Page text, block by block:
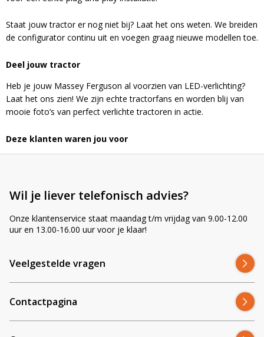
Staat jouw tractor er nog niet bij? Laat het ons weten. We breiden
de configurator continu uit en voegen graag nieuwe modellen toe.
Deel jouw tractor
Heb je jouw Massey Ferguson al voorzien van LED-verlichting?
Laat het ons zien! We zijn echte tractorfans en worden blij van
mooie foto’s van perfect verlichte tractoren in actie.
Deze klanten waren jou voor
Wil je liever telefonisch advies?
Onze klantenservice staat maandag t/m vrijdag van 9.00-12.00
uur en 13.00-16.00 uur voor je klaar!
Veelgestelde vragen
Contactpagina